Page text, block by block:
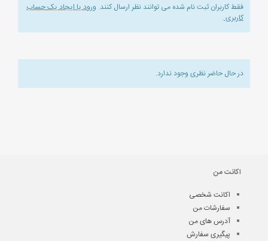
فقط کاربران ثبت نام شده می توانند نظر ارسال کنند. ورود یا ایجاد یک حساب
کاربری.
در حال حاضر نظری وجود ندارد.
اکانت من
اکانت شخصی
سفارشات من
آدرس های من
پیگیری سفارش